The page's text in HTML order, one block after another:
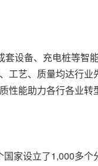
设备、充电桩等智能
工艺、质量均达行业
能助力各行各业转
家设立了1,000多个